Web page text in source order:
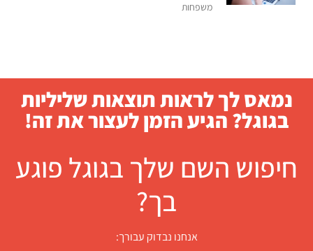
משפחות
נמאס לך לראות תוצאות שליליות
בגוגל? הגיע הזמן לעצור את זה!
חיפוש השם שלך בגוגל פוגע
בך?
אנחנו נבדוק עבורך: